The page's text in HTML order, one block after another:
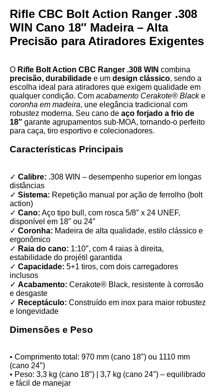
Rifle CBC Bolt Action Ranger .308
WIN Cano 18″ Madeira – Alta
Precisão para Atiradores Exigentes
O Rifle Bolt Action CBC Ranger .308 WIN combina
precisão, durabilidade e um design clássico, sendo a
escolha ideal para atiradores que exigem qualidade em
qualquer condição. Com acabamento Cerakote® Blacke
coronha em madeira, une elegância tradicional com
robustez moderna. Seu cano de aço forjado a frio de
18″ garante agrupamentos sub-MOA, tornando-o perfeito
para caça, tiro esportivo e colecionadores.
Características Principais
✓ Calibre: .308 WIN – desempenho superior em longas
distâncias
✓ Sistema: Repetição manual por ação de ferrolho (bolt
action)
✓ Cano: Aço tipo bull, com rosca 5/8″ x 24 UNEF,
disponível em 18″ ou 24″
✓ Coronha: Madeira de alta qualidade, estilo clássico e
ergonômico
✓ Raia do cano: 1:10″, com 4 raias à direita,
estabilidade do projétil garantida
✓ Capacidade: 5+1 tiros, com dois carregadores
inclusos
✓ Acabamento: Cerakote® Black, resistente à corrosão
e desgaste
✓ Receptáculo: Construído em inox para maior robustez
e longevidade
Dimensões e Peso
• Comprimento total: 970 mm (cano 18″) ou 1110 mm
(cano 24″)
• Peso: 3,3 kg (cano 18″) | 3,7 kg (cano 24″) – equilibrado
e fácil de manejar